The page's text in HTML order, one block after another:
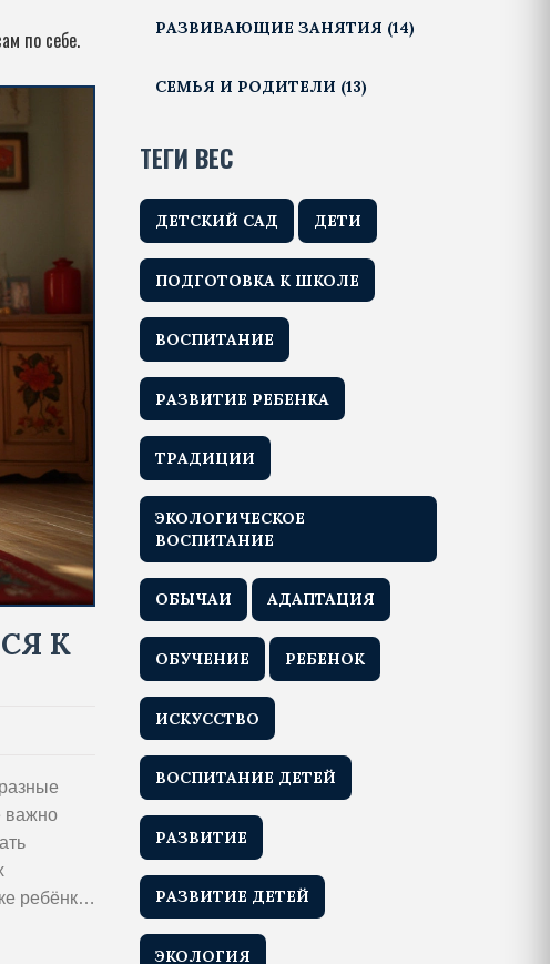
по себе.
К
важно
ребёнка
РАЗВИВАЮЩИЕ ЗАНЯТИЯ (14)
СЕМЬЯ И РОДИТЕЛИ (13)
ТЕГИ ВЕС
ДЕТСКИЙ САД ДЕТИ
ПОДГОТОВКА К ШКОЛЕ
ВОСПИТАНИЕ
РАЗВИТИЕ РЕБЕНКА
ТРАДИЦИИ
ЭКОЛОГИЧЕСКОЕ
ВОСПИТАНИЕ
ОБЫЧАИ АДАПТАЦИЯ
ОБУЧЕНИЕ РЕБЕНОК
ИСКУССТВО
ВОСПИТАНИЕ ДЕТЕЙ
РАЗВИТИЕ
РАЗВИТИЕ ДЕТЕЙ
ЭКОЛОГИЯ